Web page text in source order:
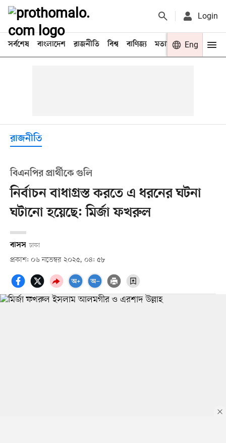
Login
সর্বশেষ বাংলাদেশ রাজনীতি বিশ্ব বাণিজ্য মতামত খেলা
Eng
রাজনীতি
বিএনপির প্রার্থীকে গুলি
নির্বাচন বাধাগ্রস্ত করতে এ ধরনের ঘটনা
ঘটানো হয়েছে: মির্জা ফখরুল
বাসস ঢাকা
প্রকাশ: ০৬ নভেম্বর ২০২৫, ০৪: ৫৮